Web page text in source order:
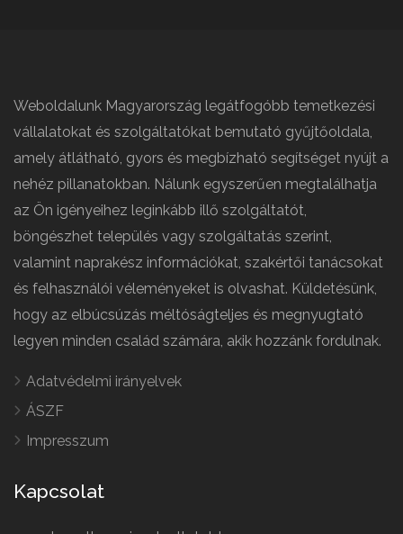
Weboldalunk Magyarország legátfogóbb temetkezési
vállalatokat és szolgáltatókat bemutató gyűjtőoldala,
amely átlátható, gyors és megbízható segítséget nyújt a
nehéz pillanatokban. Nálunk egyszerűen megtalálhatja
az Ön igényeihez leginkább illő szolgáltatót,
böngészhet település vagy szolgáltatás szerint,
valamint naprakész információkat, szakértői tanácsokat
és felhasználói véleményeket is olvashat. Küldetésünk,
hogy az elbúcsúzás méltóságteljes és megnyugtató
legyen minden család számára, akik hozzánk fordulnak.
Adatvédelmi irányelvek
ÁSZF
Impresszum
Kapcsolat